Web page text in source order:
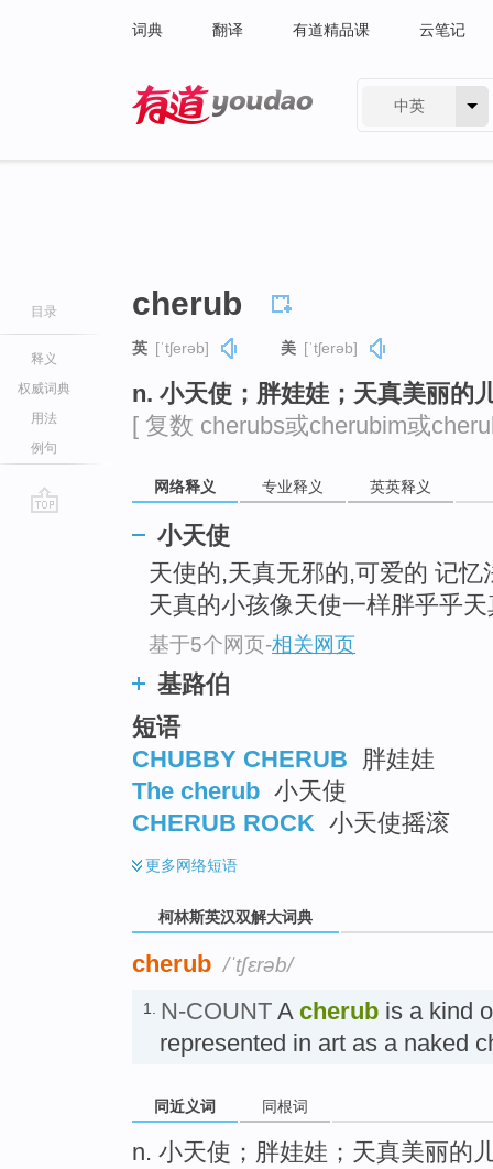
词典 翻译 有道精品课 云笔记
中英
目录
释义
权威词典
用法
例句
cherub
英 [ˈtʃerəb] 美 [ˈtʃerəb]
n. 小天使；胖娃娃；天真美丽的
[ 复数 cherubs或cherubim或
网络释义 专业释义 英英释义
小天使
天使的,天真无邪的,可爱的 记忆
天真的小孩像天使一样胖乎乎
基于5个网页-相关网页
基路伯
短语
CHUBBY CHERUB
胖娃娃
The cherub 小天使
CHERUB ROCK 小天使摇滚
更多网络短语
柯林斯英汉双解大词典
cherub /ˈtʃɛrəb/
1. N-COUNT A cherub is a kind
represented in art as a naked
同近义词 同根词
n. 小天使；胖娃娃；天真美丽的